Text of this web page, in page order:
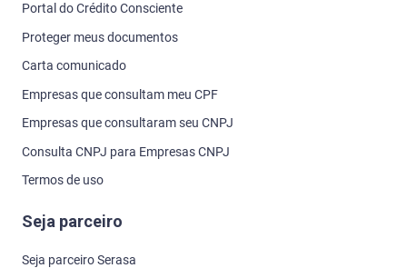
Portal do Crédito Consciente
Proteger meus documentos
Carta comunicado
Empresas que consultam meu CPF
Empresas que consultaram seu CNPJ
Consulta CNPJ para Empresas CNPJ
Termos de uso
Seja parceiro
Seja parceiro Serasa